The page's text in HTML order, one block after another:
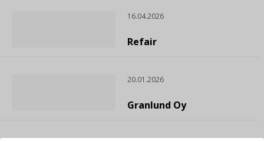
16.04.2026
Refair
20.01.2026
Granlund Oy